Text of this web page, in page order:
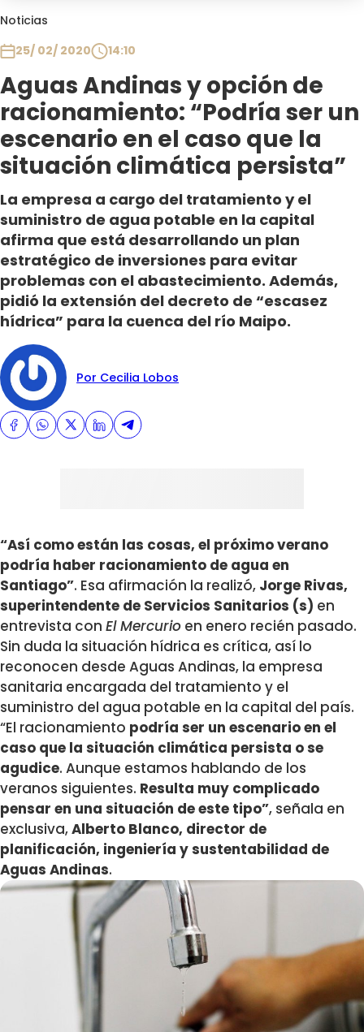
Noticias
25/ 02/ 2020
14:10
Aguas Andinas y opción de
racionamiento: “Podría ser un
escenario en el caso que la
situación climática persista”
La empresa a cargo del tratamiento y el
suministro de agua potable en la capital
afirma que está desarrollando un plan
estratégico de inversiones para evitar
problemas con el abastecimiento. Además,
pidió la extensión del decreto de “escasez
hídrica” para la cuenca del río Maipo.
Por Cecilia Lobos
“Así como están las cosas, el próximo verano
podría haber racionamiento de agua en
Santiago”. Esa afirmación la realizó, Jorge Rivas,
superintendente de Servicios Sanitarios (s) en
entrevista con El Mercurio en enero recién pasado.
Sin duda la situación hídrica es crítica, así lo
reconocen desde Aguas Andinas, la empresa
sanitaria encargada del tratamiento y el
suministro del agua potable en la capital del país.
“El racionamiento podría ser un escenario en el
caso que la situación climática persista o se
agudice. Aunque estamos hablando de los
veranos siguientes. Resulta muy complicado
pensar en una situación de este tipo”, señala en
exclusiva,Alberto Blanco, director de
planificación, ingeniería y sustentabilidad de
Aguas Andinas.
Plan Perfecto
El Tiempo
Sabingo
Todos Los Programas